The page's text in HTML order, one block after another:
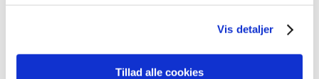
Vis detaljer
Tillad alle cookies